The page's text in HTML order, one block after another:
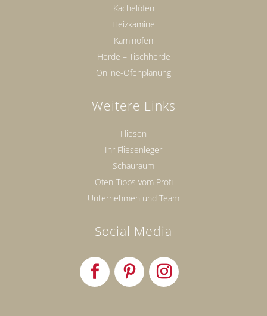
Kachelöfen
Heizkamine
Kaminöfen
Herde – Tischherde
Online-Ofenplanung
Weitere Links
Fliesen
Ihr Fliesenleger
Schauraum
Ofen-Tipps vom Profi
Unternehmen und Team
Social Media